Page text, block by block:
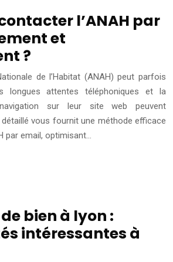
l’ANAH par
et
?
de l’Habitat (ANAH) peut parfois
longues attentes téléphoniques et la
sur leur site web peuvent
détaillé vous fournit une méthode efficace
par email, optimisant…
bien à lyon :
intéressantes à